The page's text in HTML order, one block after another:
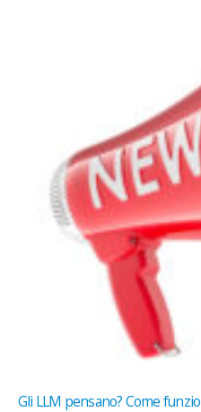
davvero il “cervello” digitale